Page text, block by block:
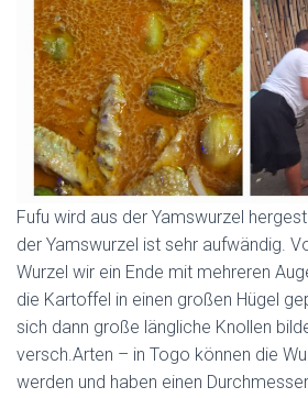
Fufu wird aus der Yamswurzel
der Yamswurzel ist sehr aufwändig.
Wurzel wir ein Ende mit mehreren
die Kartoffel in einen großen Hügel
sich dann große längliche Knollen
versch.Arten – in Togo können die
werden und haben einen